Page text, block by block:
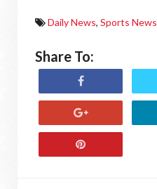
Daily News, Sports News
Share To: